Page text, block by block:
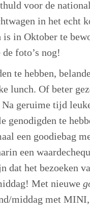
voor de
in het echt
in Oktober te
foto’s nog!
te hebben,
lunch. Of beter
geruime tijd
genodigden te
een goodiebag
een
dat het bezoeken
Met nieuwe
middag met